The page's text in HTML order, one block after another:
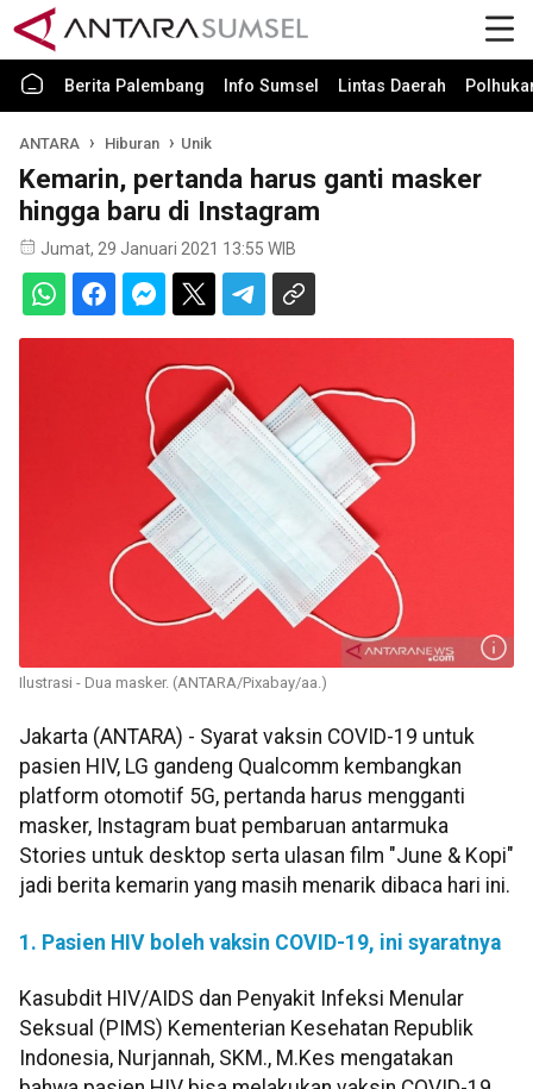
Berita Palembang Info Sumsel Lintas Daerah
ANTARA Hiburan Unik
Kemarin, pertanda harus ganti masker
hingga baru di Instagram
Jumat, 29 Januari 2021 13:55 WIB
Ilustrasi - Dua masker. (ANTARA/Pixabay/aa.)
Jakarta (ANTARA) - Syarat vaksin COVID-19 untuk
pasien HIV, LG gandeng Qualcomm kembangkan
platform otomotif 5G, pertanda harus mengganti
masker, Instagram buat pembaruan antarmuka
Stories untuk desktop serta ulasan film "June & Kopi"
jadi berita kemarin yang masih menarik dibaca hari ini.
1. Pasien HIV boleh vaksin COVID-19, ini syaratnya
Kasubdit HIV/AIDS dan Penyakit Infeksi Menular
Seksual (PIMS) Kementerian Kesehatan Republik
Indonesia, Nurjannah, SKM., M.Kes mengatakan